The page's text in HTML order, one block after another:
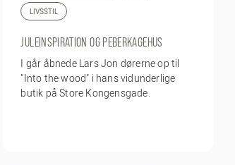
LIVSSTIL
JULEINSPIRATION OG PEBERKAGEHUS
I går åbnede Lars Jon dørerne op til
"Into the wood" i hans vidunderlige
butik på Store Kongensgade.